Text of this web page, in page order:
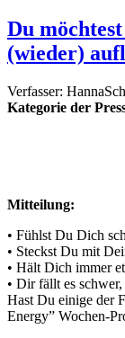
Du
(wieder)
Verfasser:
Kategorie der
Mitteilung:
• Fühlst Du Dich
• Steckst Du mit
• Hält Dich immer
• Dir fällt es
Hast Du einige der
Energy” Wochen-